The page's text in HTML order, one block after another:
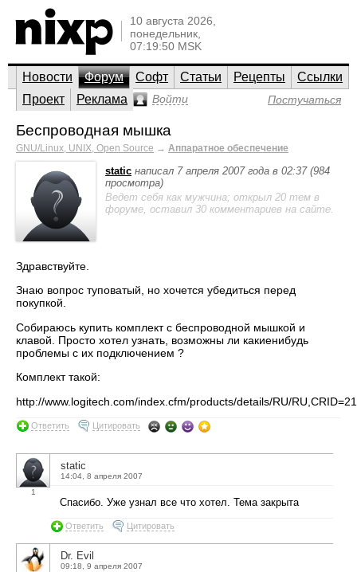
10 августа 2026,
понедельник,
07:19:50 MSK
Новости Форум Софт Статьи Рецепты
Ссылки
Проект
Реклама Войти Постучаться
Беспроводная мышка
GNU/Linux, UNIX, Open Source → Аппаратное обеспечение
static написал 7 апреля 2007 года в 02:37 (984
просмотра)
Ведет себя как мужчина; открыл 20 тем в
форуме, оставил 30 комментариев на сайте.
Здравствуйте.
Знаю вопрос туповатый, но хочется убедиться перед
покупкой.
Собираюсь купить комплект с беспроводной мышкой и
клавой. Просто хотел узнать, возможны ли какиенибудь
проблемы с их подключением ?
Комплект такой:
http://www.logitech.com/index.cfm/products/details/RU/
Ответить Цитировать
1
static
14:04, 8 апреля 2007
Спасибо. Уже узнал все что хотел. Тема закрыта
Ответить Цитировать
Dr. Evil
09:18, 9 апреля 2007